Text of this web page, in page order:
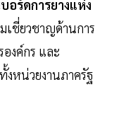
อร์ดการยางแห่ง
เชี่ยวชาญด้านการ
งค์กร และ
หน่วยงานภาครัฐ